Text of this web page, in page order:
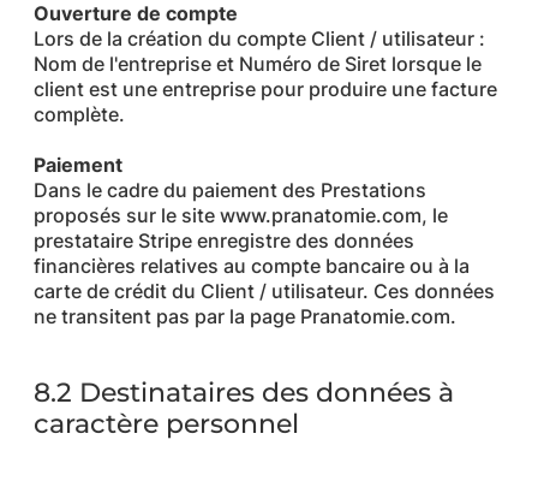
Ouverture de compte
Lors de la création du compte Client / utilisateur :
Nom de l'entreprise et Numéro de Siret lorsque le
client est une entreprise pour produire une facture
complète.
Paiement
Dans le cadre du paiement des Prestations
proposés sur le site www.pranatomie.com, le
prestataire Stripe enregistre des données
financières relatives au compte bancaire ou à la
carte de crédit du Client / utilisateur. Ces données
ne transitent pas par la page Pranatomie.com.
8.2 Destinataires des données à
caractère personnel